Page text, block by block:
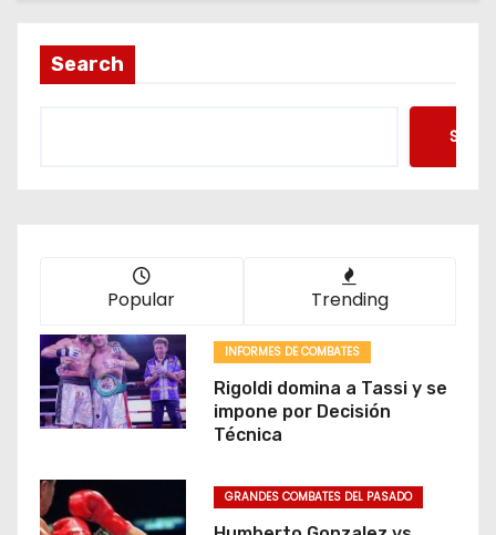
Search
Popular Trending
INFORMES DE COMBATES
Rigoldi domina a Tassi y se
impone por Decisión
Técnica
GRANDES COMBATES DEL PASADO